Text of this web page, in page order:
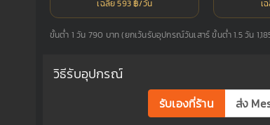
เฉลี่ย 593 ฿/วัน เ
ขั้นต่ำ 1 วัน 790 บาท (ยกเว้นรับอุปกรณ์วันเสาร์ ขั้นต่ำ 1.5 วัน
วิธีรับอุปกรณ์
รับเองที่ร้าน ส่ง